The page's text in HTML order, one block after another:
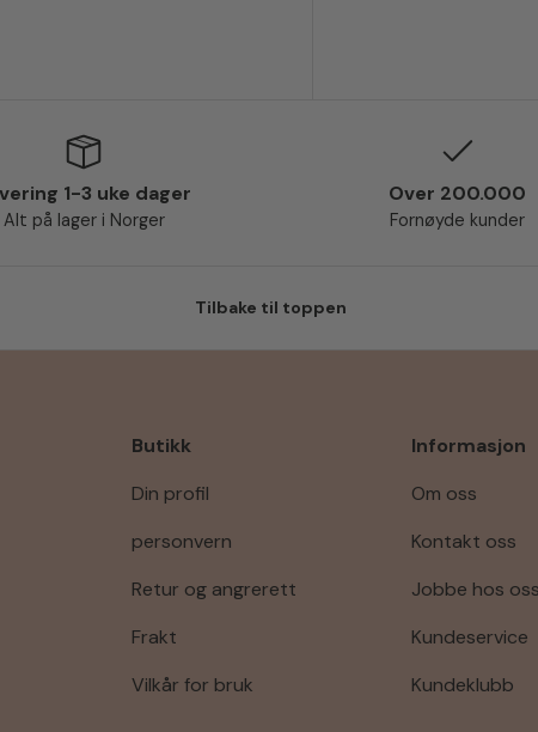
1-3 uke dager
Alt på lager i Norger
Over 200.000
Fornøyde kunder
Tilbake til toppen
Butikk
Din profil
personvern
Retur og angrerett
Frakt
Vilkår for bruk
Informasjon
Om oss
Kontakt oss
Jobbe hos oss
Kundeservice
Kundeklubb